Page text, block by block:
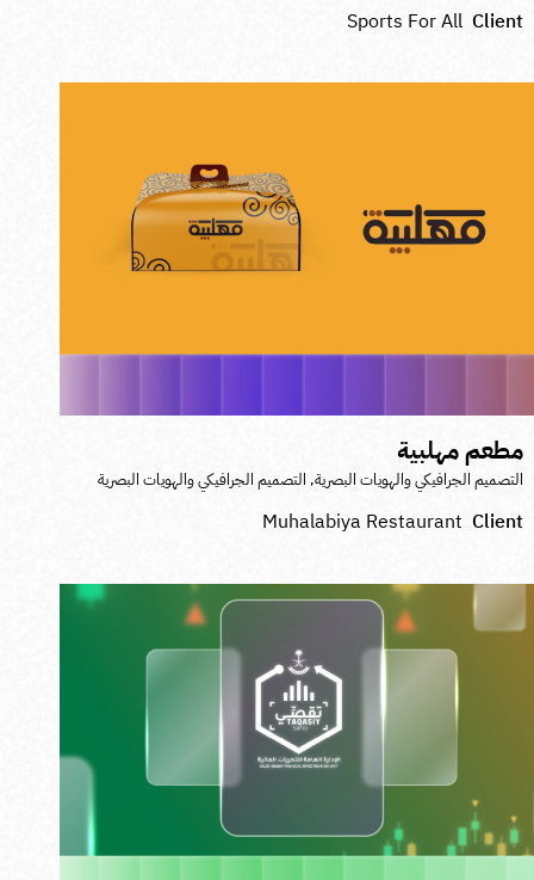
Client
Sports For All
مطعم مهلبية
التصميم الجرافيكي والهويات البصرية,التصميم الجرافيكي والهويات البصرية
Client
Muhalabiya Restaurant